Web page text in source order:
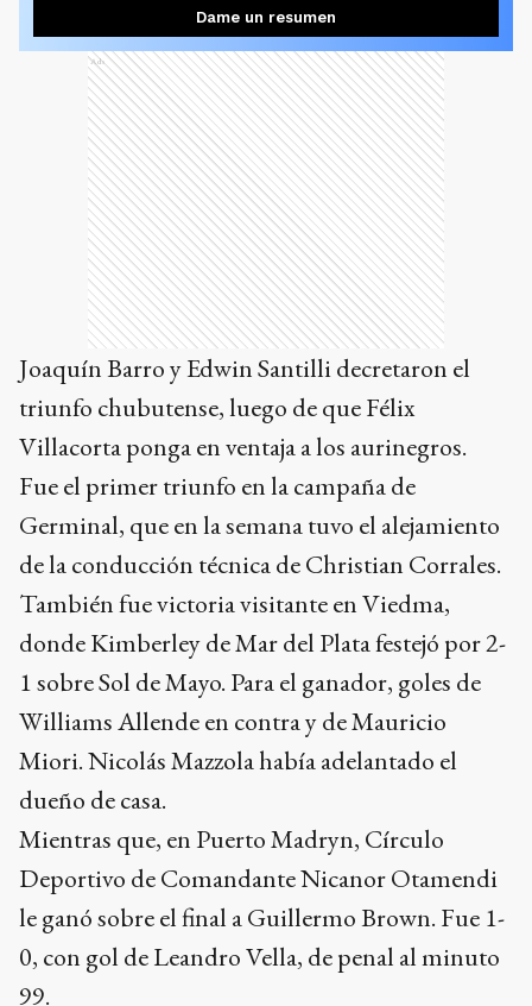
Dame un resumen
Ads
Joaquín Barro y Edwin Santilli decretaron el
triunfo chubutense, luego de que Félix
Villacorta ponga en ventaja a los aurinegros.
Fue el primer triunfo en la campaña de
Germinal, que en la semana tuvo el alejamiento
de la conducción técnica de Christian Corrales.
También fue victoria visitante en Viedma,
donde Kimberley de Mar del Plata festejó por 2-
1 sobre Sol de Mayo. Para el ganador, goles de
Williams Allende en contra y de Mauricio
Miori. Nicolás Mazzola había adelantado el
dueño de casa.
Mientras que, en Puerto Madryn, Círculo
Deportivo de Comandante Nicanor Otamendi
le ganó sobre el final a Guillermo Brown. Fue 1-
0, con gol de Leandro Vella, de penal al minuto
99.